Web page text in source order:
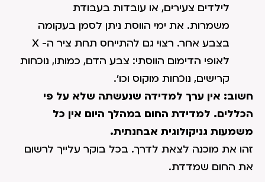
לילדים צעירים, או עובדות בעבודת
משמרות. את ימי הווסת ניתן לסמן בעקומה
בצבע אחר. רצוי גם להתייחס תחת ציר ה- X
לאופי הדימום הווסתי: צבע הדם, כמותו, נוכחות
קרישים, נוכחות מוקוס וכו'.
חשוב: אין ערך למדידה שנעשתה שלא על פי
הכללים. למדידת החום במהלך היום אין כל
משמעות גניקולוגית אבחנתית.
זהו את מוכנה לצאת לדרך. בכל בוקר עלייך לרשום
את החום שמדדת.